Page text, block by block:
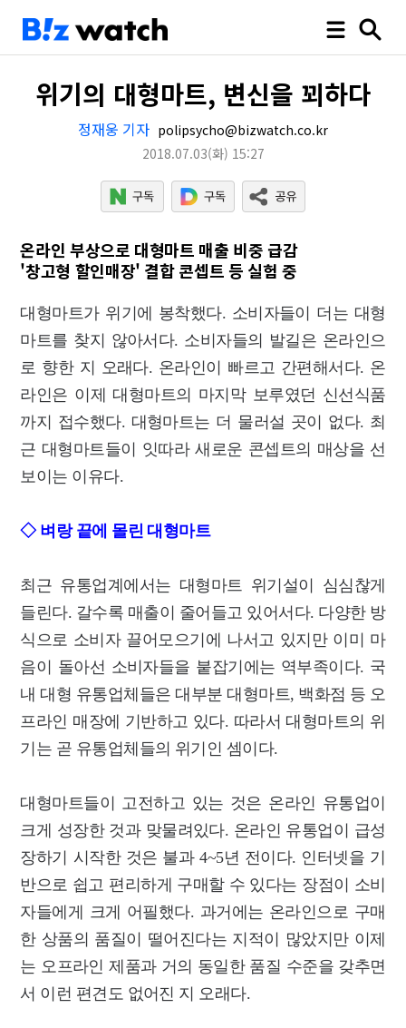
위기의 대형마트, 변신을 꾀하다
정재웅 기자 polipsycho@bizwatch.co.kr
2018.07.03(화) 15:27
온라인 부상으로 대형마트 매출 비중 급감
'창고형 할인매장' 결합 콘셉트 등 실험 중
대형마트가 위기에 봉착했다. 소비자들이 더는 대형
마트를 찾지 않아서다. 소비자들의 발길은 온라인으
로 향한 지 오래다. 온라인이 빠르고 간편해서다. 온
라인은 이제 대형마트의 마지막 보루였던 신선식품
까지 접수했다. 대형마트는 더 물러설 곳이 없다. 최
근 대형마트들이 잇따라 새로운 콘셉트의 매상을 선
보이는 이유다.
◇ 벼랑 끝에 몰린 대형마트
최근 유통업계에서는 대형마트 위기설이 심심찮게
들린다. 갈수록 매출이 줄어들고 있어서다. 다양한 방
식으로 소비자 끌어모으기에 나서고 있지만 이미 마
음이 돌아선 소비자들을 붙잡기에는 역부족이다. 국
내 대형 유통업체들은 대부분 대형마트, 백화점 등 오
프라인 매장에 기반하고 있다. 따라서 대형마트의 위
기는 곧 유통업체들의 위기인 셈이다.
대형마트들이 고전하고 있는 것은 온라인 유통업이
크게 성장한 것과 맞물려있다. 온라인 유통업이 급성
장하기 시작한 것은 불과 4~5년 전이다. 인터넷을 기
반으로 쉽고 편리하게 구매할 수 있다는 장점이 소비
자들에게 크게 어필했다. 과거에는 온라인으로 구매
한 상품의 품질이 떨어진다는 지적이 많았지만 이제
는 오프라인 제품과 거의 동일한 품질 수준을 갖추면
서 이런 편견도 없어진 지 오래다.